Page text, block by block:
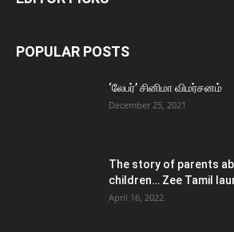
POPULAR POSTS
‘லேபர்’ சினிமா விமர்சனம்
December 25, 2021
The story of parents
children… Zee Tamil
April 16, 2022